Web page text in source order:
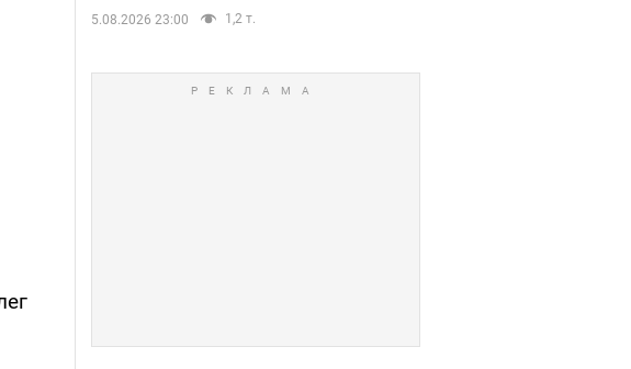
5.08.2026 23:00 1,2 т.